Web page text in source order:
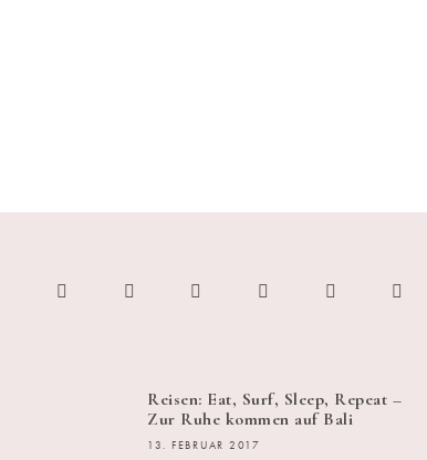
Reisen: Eat, Surf, Sleep, Repeat –
Zur Ruhe kommen auf Bali
13. FEBRUAR 2017